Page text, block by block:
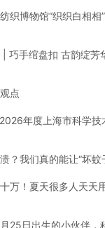
织博物馆“织织白相相
| 巧手绾盘扣 古韵绽
点
2026年度上海市科学
？我们真的能让“坏蚊
万！夏天很多人天天
月25日出生的小伙伴，